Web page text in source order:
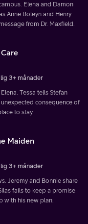
Elena and Damon
Anne Boleyn and Henry
from Dr. Maxfield.
3+ månader
Tessa tells Stefan
consequence of
to stay.
Maiden
3+ månader
Jeremy and Bonnie share
fails to keep a promise
with his new plan.